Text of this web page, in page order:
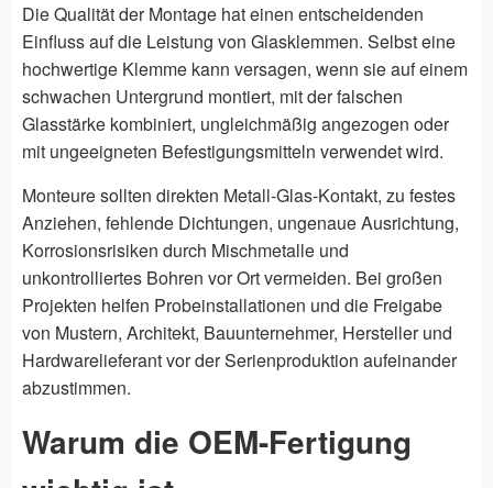
Die Qualität der Montage hat einen entscheidenden
Einfluss auf die Leistung von Glasklemmen. Selbst eine
hochwertige Klemme kann versagen, wenn sie auf einem
schwachen Untergrund montiert, mit der falschen
Glasstärke kombiniert, ungleichmäßig angezogen oder
mit ungeeigneten Befestigungsmitteln verwendet wird.
Monteure sollten direkten Metall-Glas-Kontakt, zu festes
Anziehen, fehlende Dichtungen, ungenaue Ausrichtung,
Korrosionsrisiken durch Mischmetalle und
unkontrolliertes Bohren vor Ort vermeiden. Bei großen
Projekten helfen Probeinstallationen und die Freigabe
von Mustern, Architekt, Bauunternehmer, Hersteller und
Hardwarelieferant vor der Serienproduktion aufeinander
abzustimmen.
Warum die OEM-Fertigung